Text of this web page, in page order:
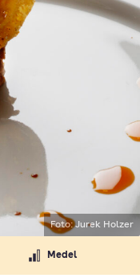
Medel
Foto: Jurek Holzer